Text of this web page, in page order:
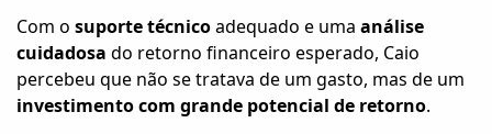
Com o suporte técnicoadequado e uma análise
cuidadosa do retorno financeiro esperado, Caio
percebeu que não se tratava de um gasto, mas de um
investimento com grande potencial de retorno.